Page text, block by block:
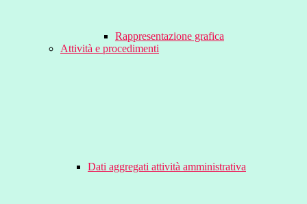
Rappresentazione grafica
Attività e procedimenti
Dati aggregati attività amministrativa